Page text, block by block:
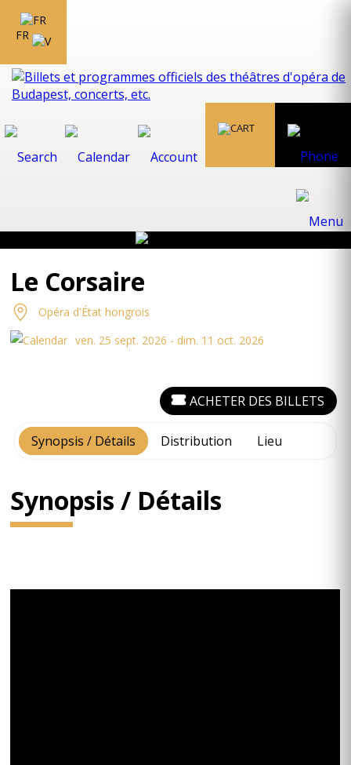
FR
Le Corsaire
Opéra d'État hongrois
ven. 25 sept. 2026 - dim. 11 oct. 2026
Synopsis / Détails Distribution Lieu
ACHETER DES BILLETS
Synopsis / Détails